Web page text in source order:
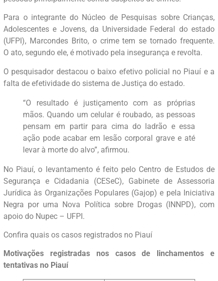
Para o integrante do Núcleo de Pesquisas sobre Crianças,
Adolescentes e Jovens, da Universidade Federal do estado
(UFPI), Marcondes Brito, o crime tem se tornado frequente.
O ato, segundo ele, é motivado pela insegurança e revolta.
O pesquisador destacou o baixo efetivo policial no Piauí e a
falta de efetividade do sistema de Justiça do estado.
“O resultado é justiçamento com as próprias
mãos. Quando um celular é roubado, as pessoas
pensam em partir para cima do ladrão e essa
ação pode acabar em lesão corporal grave e até
levar à morte do alvo”, afirmou.
No Piauí, o levantamento é feito pelo Centro de Estudos de
Segurança e Cidadania (CESeC), Gabinete de Assessoria
Jurídica às Organizações Populares (Gajop) e pela Iniciativa
Negra por uma Nova Política sobre Drogas (INNPD), com
apoio do Nupec – UFPI.
Confira quais os casos registrados no Piauí
Motivações registradas nos casos de linchamentos e
tentativas no Piauí